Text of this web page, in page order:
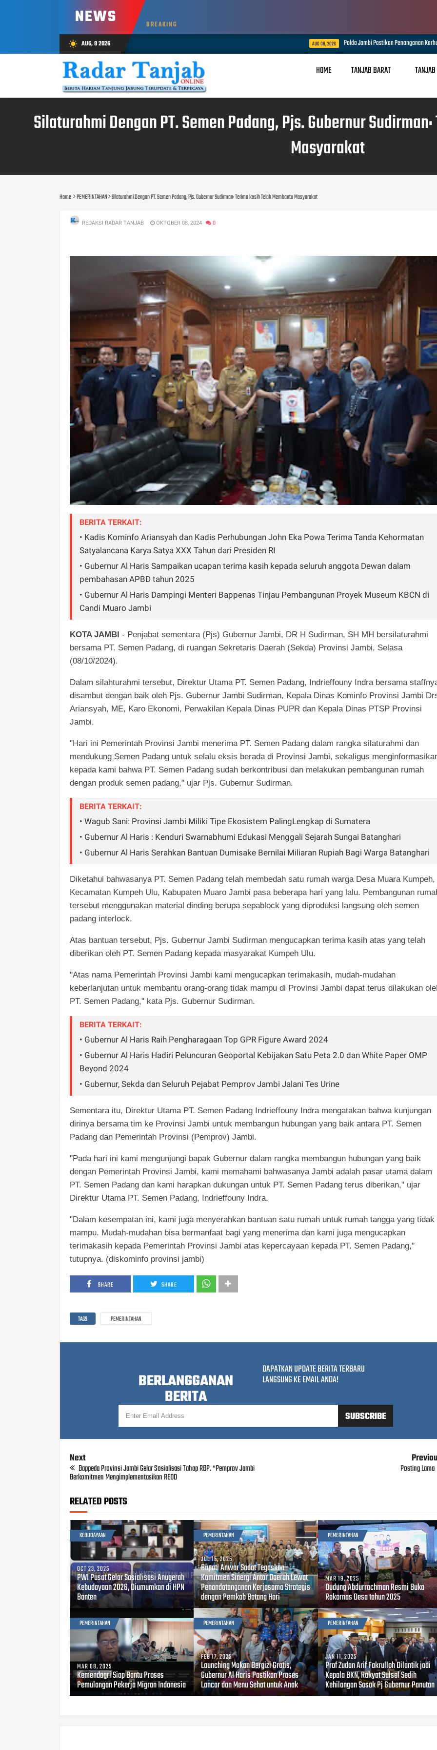
NEWS BREAKING
wb_sunny AUG, 8 2026 Polda Jambi Pastikan Penanganan Karhutla Sungai Gelam
HOME TANJAB BARAT
Silaturahmi Dengan PT. Semen Padang, Pjs. Gubernur
Masyarakat
Home PEMERINTAHAN Silaturahmi Dengan PT. Semen Padang, Pjs. Gubernur Sudirman: Terima kasih Telah Membantu Masyarakat
REDAKSI RADAR TANJAB OKTOBER 08, 2024 0
BERITA TERKAIT:
• Kadis Kominfo Ariansyah dan Kadis Perhubungan John Eka Powa Terima Tanda Kehormatan
Satyalancana Karya Satya XXX Tahun dari Presiden RI
• Gubernur Al Haris Sampaikan ucapan terima kasih kepada seluruh anggota Dewan dalam
pembahasan APBD tahun 2025
• Gubernur Al Haris Dampingi Menteri Bappenas Tinjau Pembangunan Proyek Museum KBCN di
Candi Muaro Jambi
KOTA JAMBI - Penjabat sementara (Pjs) Gubernur Jambi, DR H Sudirman, SH MH bersilaturahmi
bersama PT. Semen Padang, di ruangan Sekretaris Daerah (Sekda) Provinsi Jambi, Selasa
(08/10/2024).
Dalam silahturahmi tersebut, Direktur Utama PT. Semen Padang, Indrieffouny Indra bersama
disambut dengan baik oleh Pjs. Gubernur Jambi Sudirman, Kepala Dinas Kominfo Provinsi Jambi
Ariansyah, ME, Karo Ekonomi, Perwakilan Kepala Dinas PUPR dan Kepala Dinas PTSP Provinsi
Jambi.
"Hari ini Pemerintah Provinsi Jambi menerima PT. Semen Padang dalam rangka silaturahmi dan
mendukung Semen Padang untuk selalu eksis berada di Provinsi Jambi, sekaligus
kepada kami bahwa PT. Semen Padang sudah berkontribusi dan melakukan pembangunan rumah
dengan produk semen padang," ujar Pjs. Gubernur Sudirman.
BERITA TERKAIT:
• Wagub Sani: Provinsi Jambi Miliki Tipe Ekosistem PalingLengkap di Sumatera
• Gubernur Al Haris : Kenduri Swarnabhumi Edukasi Menggali Sejarah Sungai Batanghari
• Gubernur Al Haris Serahkan Bantuan Dumisake Bernilai Miliaran Rupiah Bagi Warga Batanghari
Diketahui bahwasanya PT. Semen Padang telah membedah satu rumah warga Desa Muara Kumpeh,
Kecamatan Kumpeh Ulu, Kabupaten Muaro Jambi pasa beberapa hari yang lalu. Pembangunan
tersebut menggunakan material dinding berupa sepablock yang diproduksi langsung oleh semen
padang interlock.
Atas bantuan tersebut, Pjs. Gubernur Jambi Sudirman mengucapkan terima kasih atas yang telah
diberikan oleh PT. Semen Padang kepada masyarakat Kumpeh Ulu.
"Atas nama Pemerintah Provinsi Jambi kami mengucapkan terimakasih, mudah-mudahan
keberlanjutan untuk membantu orang-orang tidak mampu di Provinsi Jambi dapat terus dilakukan
PT. Semen Padang," kata Pjs. Gubernur Sudirman.
BERITA TERKAIT:
• Gubernur Al Haris Raih Pengharagaan Top GPR Figure Award 2024
• Gubernur Al Haris Hadiri Peluncuran Geoportal Kebijakan Satu Peta 2.0 dan White Paper OMP
Beyond 2024
• Gubernur, Sekda dan Seluruh Pejabat Pemprov Jambi Jalani Tes Urine
Sementara itu, Direktur Utama PT. Semen Padang Indrieffouny Indra mengatakan bahwa kunjungan
dirinya bersama tim ke Provinsi Jambi untuk membangun hubungan yang baik antara PT. Semen
Padang dan Pemerintah Provinsi (Pemprov) Jambi.
"Pada hari ini kami mengunjungi bapak Gubernur dalam rangka membangun hubungan yang baik
dengan Pemerintah Provinsi Jambi, kami memahami bahwasanya Jambi adalah pasar utama dalam
PT. Semen Padang dan kami harapkan dukungan untuk PT. Semen Padang terus diberikan," ujar
Direktur Utama PT. Semen Padang, Indrieffouny Indra.
"Dalam kesempatan ini, kami juga menyerahkan bantuan satu rumah untuk rumah tangga yang tidak
mampu. Mudah-mudahan bisa bermanfaat bagi yang menerima dan kami juga mengucapkan
terimakasih kepada Pemerintah Provinsi Jambi atas kepercayaan kepada PT. Semen Padang,"
tutupnya. (diskominfo provinsi jambi)
SHARE SHARE
TAGS PEMERINTAHAN
BERLANGGANAN
BERITA
DAPATKAN UPDATE BERITA TERBARU
LANGSUNG KE EMAIL ANDA!
Next
Bappeda Provinsi Jambi Gelar Sosialisasi Tahap RBP. “Pemprov Jambi
Berkomitmen Mengimplementasikan REDD
Posting Lama
RELATED POSTS
KEBUDAYAAN
OCT 23, 2025
PWI Pusat Gelar Sosialisasi Anugerah
Kebudayaan 2026, Diumumkan di HPN
Banten
PEMERINTAHAN
JUL 15, 2025
Bupati Anwar Sadat Tegaskan
Komitmen Sinergi Antar Daerah Lewat
Penandatanganan Kerjasama Strategis
dengan Pemkab Batang Hari
PEMERINTAHAN
MAR 19, 2025
Dudung Abdurrachman Resmi Buka
Rakornas Desa tahun 2025
PEMERINTAHAN
MAR 08, 2025
Kemendagri Siap Bantu Proses
Pemulangan Pekerja Migran Indonesia
PEMERINTAHAN
FEB 17, 2025
Launching Makan Bergizi Gratis,
Gubernur Al Haris Pastikan Proses
Lancar dan Menu Sehat untuk Anak
PEMERINTAHAN
JAN 11, 2025
Prof Zudan Arif Fakrulloh Dilantik jadi
Kepala BKN, Rakyat Sulsel Sedih
Kehilangan Sosok Pj Gubernur Panutan